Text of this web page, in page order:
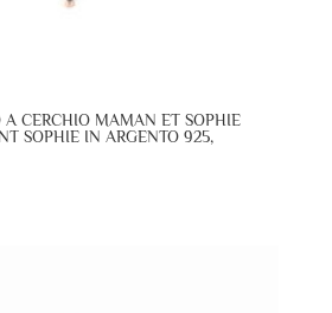
CERCHIO MAMAN ET SOPHIE
SOPHIE IN ARGENTO 925,